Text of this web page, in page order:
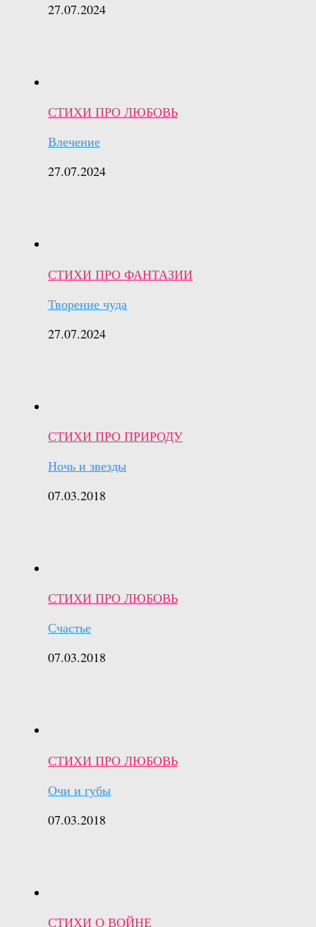
27.07.2024
СТИХИ ПРО ЛЮБОВЬ
Влечение
27.07.2024
СТИХИ ПРО ФАНТАЗИИ
Творение чуда
27.07.2024
СТИХИ ПРО ПРИРОДУ
Ночь и звезды
07.03.2018
СТИХИ ПРО ЛЮБОВЬ
Счастье
07.03.2018
СТИХИ ПРО ЛЮБОВЬ
Очи и губы
07.03.2018
СТИХИ О ВОЙНЕ